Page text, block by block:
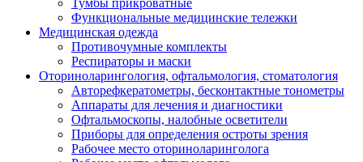
Тумбы прикроватные
Функциональные медицинские тележки
Медицинская одежда
Противочумные комплекты
Респираторы и маски
Оториноларингология, офтальмология, стоматология
Авторефкератометры, бесконтактные тонометры
Аппараты для лечения и диагностики
Офтальмоскопы, налобные осветители
Приборы для определения остроты зрения
Рабочее место оториноларинголога